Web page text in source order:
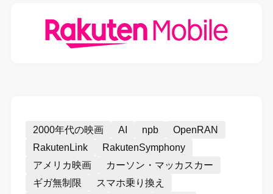
2000年代の映画 AI npb
OpenRAN
RakutenLink
RakutenSymphony
アメリカ映画
カーソン・マッカスカー
ギガ無制限
スマホ乗り換え